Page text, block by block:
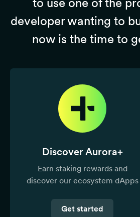
developer wanting to
now is the time to
Discover Aurora+
Earn staking rewards and
discover our ecosystem dApps
Get started